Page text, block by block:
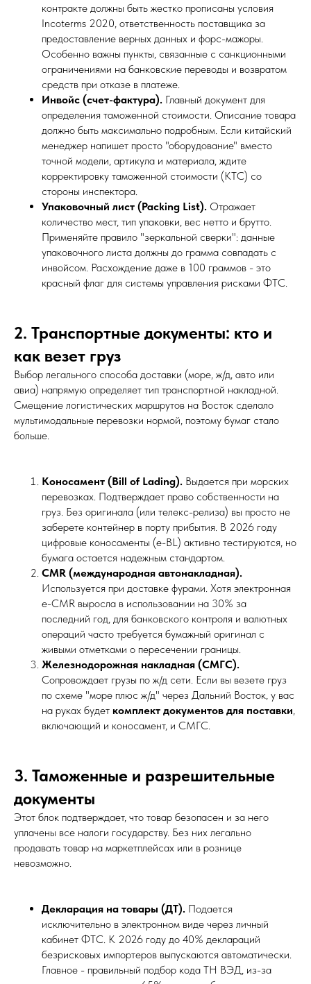
контракте должны быть жестко прописаны условия
Incoterms 2020, ответственность поставщика за
предоставление верных данных и форс-мажоры.
Особенно важны пункты, связанные с санкционными
ограничениями на банковские переводы и возвратом
средств при отказе в платеже.
Инвойс (счет-фактура). Главный документ для
определения таможенной стоимости. Описание товара
должно быть максимально подробным. Если китайский
менеджер напишет просто "оборудование" вместо
точной модели, артикула и материала, ждите
корректировку таможенной стоимости (КТС) со
стороны инспектора.
Упаковочный лист (Packing List). Отражает
количество мест, тип упаковки, вес нетто и брутто.
Применяйте правило "зеркальной сверки": данные
упаковочного листа должны до грамма совпадать с
инвойсом. Расхождение даже в 100 граммов - это
красный флаг для системы управления рисками ФТС.
2. Транспортные документы: кто и
как везет груз
Выбор легального способа доставки (море, ж/д, авто или
авиа) напрямую определяет тип транспортной накладной.
Смещение логистических маршрутов на Восток сделало
мультимодальные перевозки нормой, поэтому бумаг стало
больше.
Коносамент (Bill of Lading). Выдается при морских
перевозках. Подтверждает право собственности на
груз. Без оригинала (или телекс-релиза) вы просто не
заберете контейнер в порту прибытия. В 2026 году
цифровые коносаменты (e-BL) активно тестируются, но
бумага остается надежным стандартом.
CMR (международная автонакладная).
Используется при доставке фурами. Хотя электронная
e-CMR выросла в использовании на 30% за
последний год, для банковского контроля и валютных
операций часто требуется бумажный оригинал с
живыми отметками о пересечении границы.
Железнодорожная накладная (СМГС).
Сопровождает грузы по ж/д сети. Если вы везете груз
по схеме "море плюс ж/д" через Дальний Восток, у вас
на руках будет комплект документов для поставки
включающий и коносамент, и СМГС.
3. Таможенные и разрешительные
документы
Этот блок подтверждает, что товар безопасен и за него
уплачены все налоги государству. Без них легально
продавать товар на маркетплейсах или в рознице
невозможно.
Декларация на товары (ДТ). Подается
исключительно в электронном виде через личный
кабинет ФТС. К 2026 году до 40% деклараций
безрисковых импортеров выпускаются автоматически.
Главное - правильный подбор кода ТН ВЭД, из-за